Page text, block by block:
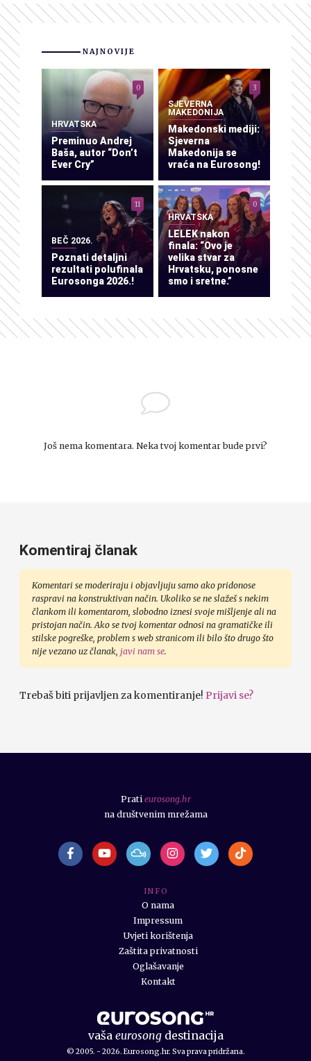
NAJNOVIJE
HRVATSKA
Preminuo Andrej
Baša, autor “Don’t
Ever Cry”
0
SJEVERNA
MAKEDONIJA
Makedonski mediji:
Sjeverna
Makedonija se
vraća na Eurosong!
3
BEČ 2026.
Poznati detaljni
rezultati polufinala
Eurosonga 2026.!
11
HRVATSKA
LELEK nakon
finala: “Ovo je
velika stvar za
Hrvatsku, ponosne
smo i sretne.”
0
Još nema komentara. Neka tvoj komentar bude prvi?
Komentiraj članak
Komentari se moderiraju i objavljuju samo ako pridonose
raspravi na konstruktivan način. Ukoliko se ne slažeš s nekim
člankom ili komentarom, slobodno iznesi svoje mišljenje ali na
pristojan način. Ako se tvoj komentar odnosi na gramatičke ili
stilske pogreške, problem s web stranicom ili bilo što drugo što
nije vezano uz članak, javi nam se.
Trebaš biti prijavljen za komentiranje! Prijavi se?
vaša eurosongdestinacija
© 2005. - 2026. Eurosong.hr. Sva prava pridržana.
I N F O
O nama
Impressum
Uvjeti korištenja
Zaštita privatnosti
Oglašavanje
Kontakt
Prati eurosong.hr
na društvenim mrežama